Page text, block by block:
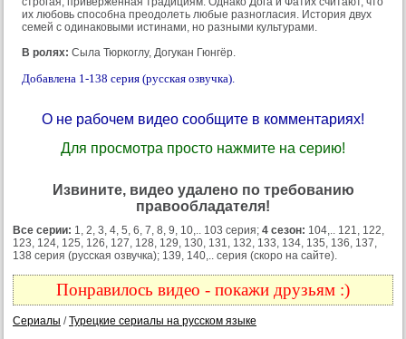
их любовь способна преодолеть любые разногласия. История двух
семей с одинаковыми истинами, но разными культурами.
В ролях: Сыла Тюркоглу, Догукан Гюнгёр.
Добавлена 1-138 серия (русская озвучка).
О не рабочем видео сообщите в комментариях!
Для просмотра просто нажмите на серию!
Извините, видео удалено по требованию
правообладателя!
Все серии: 1, 2, 3, 4, 5, 6, 7, 8, 9, 10,.. 103 серия; 4 сезон: 104,.. 121, 122,
123, 124, 125, 126, 127, 128, 129, 130, 131, 132, 133, 134, 135, 136, 137,
138 серия (русская озвучка); 139, 140,.. серия (скоро на сайте).
Понравилось видео - покажи друзьям :)
Сериалы /Турецкие сериалы на русском языке